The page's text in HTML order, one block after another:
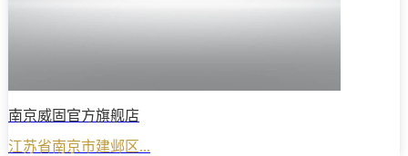
南京威固官方旗舰店
江苏省南京市建邺区...